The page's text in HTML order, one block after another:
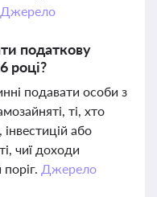
Джерело
податкову
році?
подавати особи з
ті, хто
або
чиї доходи
Джерело